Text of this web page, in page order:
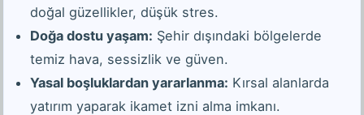
doğal güzellikler, düşük stres.
Doğa dostu yaşam: Şehir dışındaki bölgelerde
temiz hava, sessizlik ve güven.
Yasal boşluklardan yararlanma: Kırsal alanlarda
yatırım yaparak ikamet izni alma imkanı.